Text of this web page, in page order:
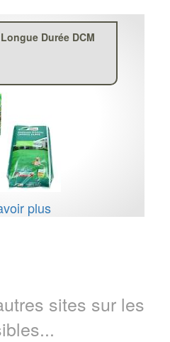
Durée DCM
plus
sites sur les